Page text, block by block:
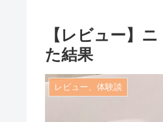
【レビュー】
た結果
レビュー、体験談